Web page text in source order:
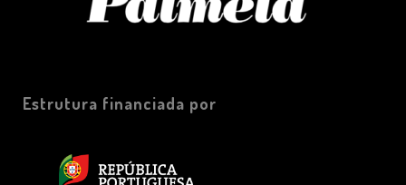
Estrutura financiada por